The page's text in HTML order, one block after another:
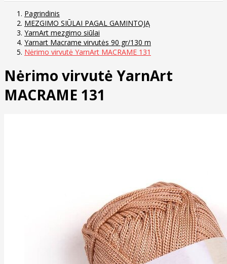
Pagrindinis
MEZGIMO SIŪLAI PAGAL GAMINTOJĄ
YarnArt mezgimo siūlai
Yarnart Macrame virvutės 90 gr/130 m
Nėrimo virvutė YarnArt MACRAME 131
Nėrimo virvutė YarnArt
MACRAME 131